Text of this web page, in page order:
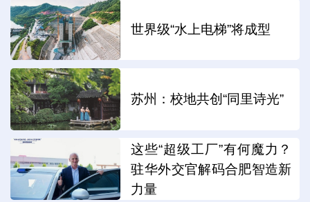
世界级“水上电梯”将成型
苏州：校地共创“同里诗光”
这些“超级工厂”有何魔力？
驻华外交官解码合肥智造新
力量